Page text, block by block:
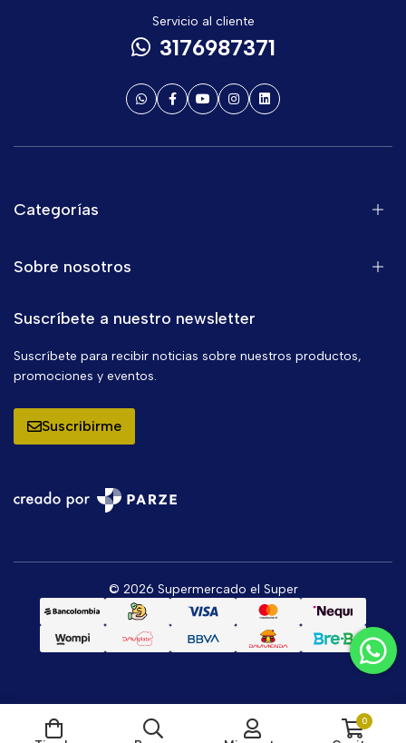
Servicio al cliente
3176987371
Categorías
Sobre nosotros
Suscríbete a nuestro newsletter
Suscríbete para recibir noticias sobre nuestros productos,
promociones y eventos.
Suscribirme
© 2026 Supermercado el Super
0